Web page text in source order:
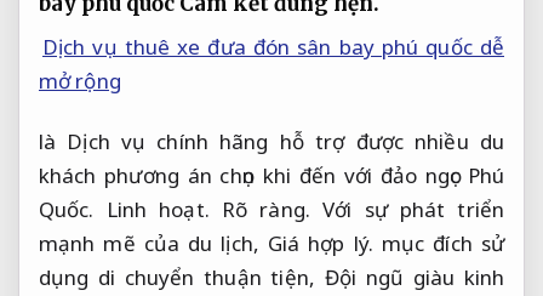
Dịch vụ thuê xe đưa đón sân bay phú quốc dễ
mở rộng
là Dịch vụ chính hãng hỗ trợ được nhiều du
khách phương án chọn khi đến với đảo ngọc Phú
Quốc.
Linh hoạt. Rõ ràng. Với sự phát triển
mạnh mẽ của du lịch, Giá hợp lý. mục đích sử
dụng di chuyển thuận tiện, Đội ngũ giàu kinh